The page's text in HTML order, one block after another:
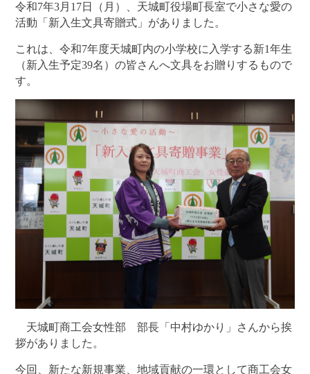
令和7年3月17日（月）、天城町役場町長室で小さな愛の
活動「新入生文具寄贈式」がありました。
これは、令和7年度天城町内の小学校に入学する新1年生
（新入生予定39名）の皆さんへ文具をお贈りするもので
す。
天城町商工会女性部 部長「中村ゆかり」さんから挨
拶がありました。
今回、新たな新規事業、地域貢献の一環として商工会女